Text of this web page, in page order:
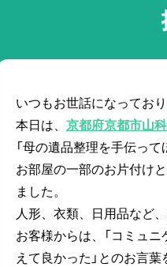
いつもお世話になってお
本日は、 京都府京都市山
「母の遺品整理を手伝っ
お部屋の一部のお片付け
ました。
人形、衣類、日用品など
お客様からは、「コミュ
えて良かった」とのお言